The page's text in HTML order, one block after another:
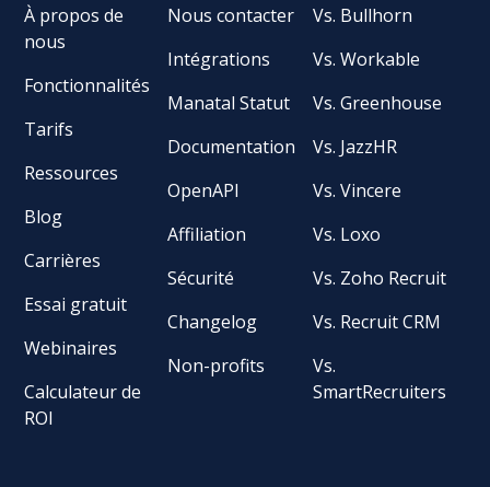
À propos de
nous
Fonctionnalités
Tarifs
Ressources
Blog
Carrières
Essai gratuit
Webinaires
Calculateur de
ROI
Nous contacter
Intégrations
Manatal Statut
Documentation
OpenAPI
Affiliation
Sécurité
Changelog
Non-profits
Vs. Bullhorn
Vs. Workable
Vs. Greenhouse
Vs. JazzHR
Vs. Vincere
Vs. Loxo
Vs. Zoho Recruit
Vs. Recruit CRM
Vs.
SmartRecruiters